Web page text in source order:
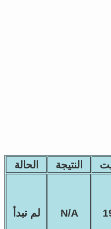
النتيجة الحالة
N/A لم تبدأ